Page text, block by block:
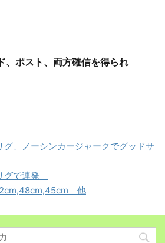
、ポスト、両方確信を得られ
グ、ノーシンカージャークでグッドサ
グで連発
他